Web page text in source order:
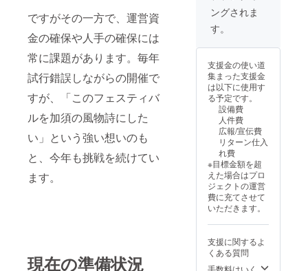
ですがその一方で、運営資
金の確保や人手の確保には
常に課題があります。毎年
試行錯誤しながらの開催で
すが、「このフェスティバ
ルを加須の風物詩にした
い」という強い想いのも
と、今年も挑戦を続けてい
ます。
現在の準備状況
名前を
ご記入
（15文
字ま
で）
5月〜
の1年間
方法：
文字の
み、ロ
ゴ／バ
ナーの
掲載は
不可 ・
掲載サ
小 ・支
援時、
必ず備
考欄に
希望さ
れるお
ご記入
くださ
い。
ングされま
す。
支援金の使い道
集まった支援金
は以下に使用す
る予定です。
設備費
人件費
広報/宣伝費
リターン仕入
れ費
※目標金額を超
えた場合はプロ
ジェクトの運営
費に充てさせて
いただきます。
支援に関するよ
くある質問
手数料はいく